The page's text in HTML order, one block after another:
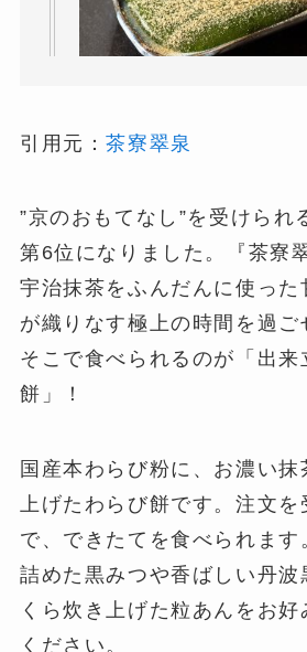
引用元：茶寮翠泉
”京のおもてなし”を受けられ
第6位になりました。『茶寮
宇治抹茶をふんだんに使った
が織りなす極上の時間を過ご
そこで食べられるのが「出来
餅」！
国産本わらび粉に、お濃い抹
上げたわらび餅です。注文を
で、できたてを食べられま
詰めた黒みつや香ばしい丹波
くら炊き上げた粒あんをお好
ください。